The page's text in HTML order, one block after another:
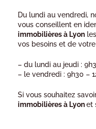
Du lundi au vendredi,
vous conseillent en
immobilières à Lyon
vos besoins et de
– du lundi au jeudi :
– le vendredi : 9h30 –
Si vous souhaitez
immobilières à Lyonet